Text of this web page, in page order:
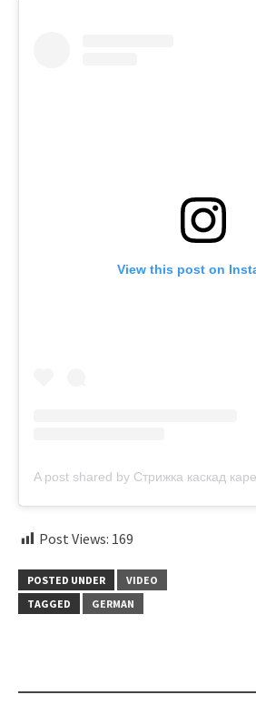
View this post on
Post Views: 169
POSTED UNDER
VIDEO
TAGGED
GERMAN